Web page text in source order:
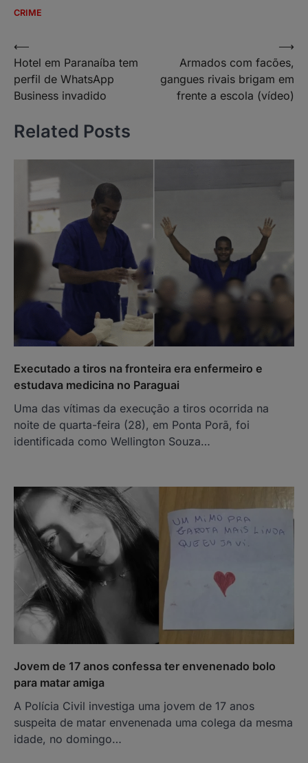
CRIME
Navegação
de
Post
⟵
Hotel em Paranaíba tem
perfil de WhatsApp
Business invadido
Armados com facões,
gangues rivais brigam em
frente a escola (vídeo)
⟶
Related Posts
Executado a tiros na fronteira era enfermeiro e
estudava medicina no Paraguai
Uma das vítimas da execução a tiros ocorrida na
noite de quarta-feira (28), em Ponta Porã, foi
identificada como Wellington Souza…
Jovem de 17 anos confessa ter envenenado bolo
para matar amiga
A Polícia Civil investiga uma jovem de 17 anos
suspeita de matar envenenada uma colega da mesma
idade, no domingo…